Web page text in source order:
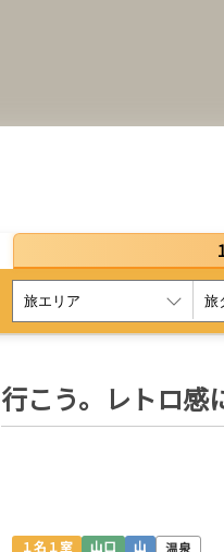
行こう。レトロ感